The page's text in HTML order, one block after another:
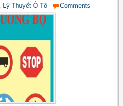
Lý Thuyết Ô Tô Comments